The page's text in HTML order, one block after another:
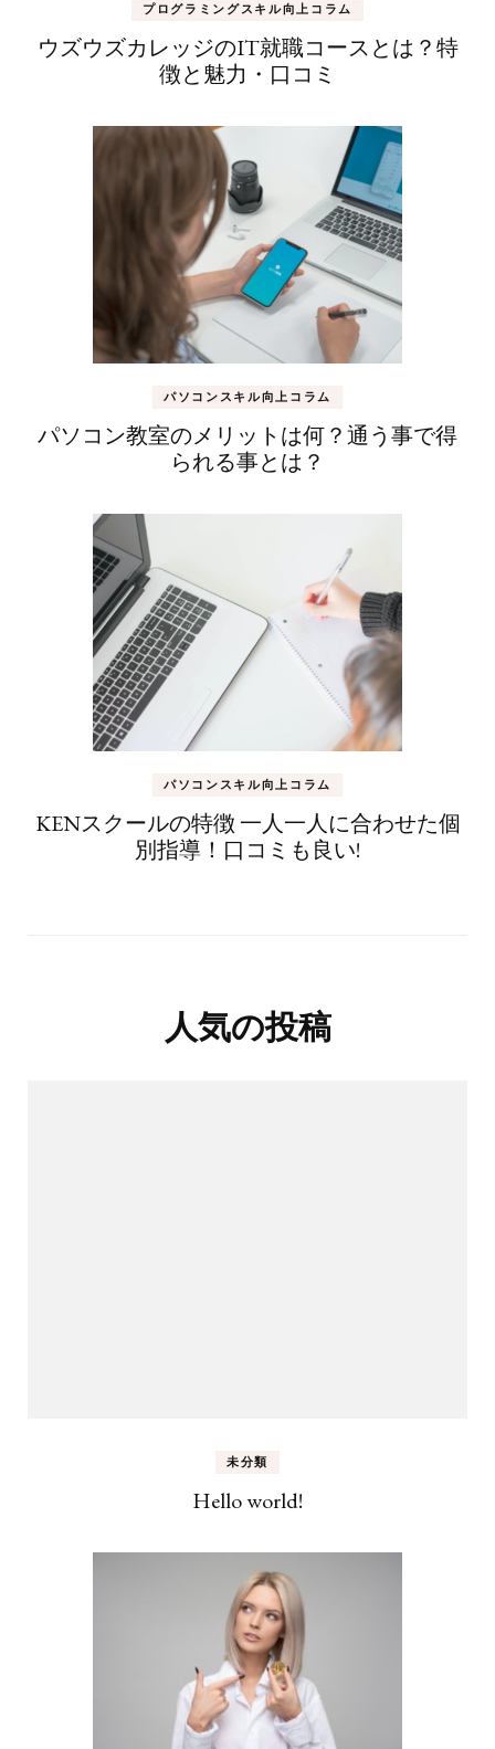
プログラミングスキル向上コラム
ウズウズカレッジのIT就職コースとは？特
徴と魅力・口コミ
パソコンスキル向上コラム
パソコン教室のメリットは何？通う事で得
られる事とは？
パソコンスキル向上コラム
KENスクールの特徴 一人一人に合わせた個
別指導！口コミも良い!
人気の投稿
未分類
Hello world!